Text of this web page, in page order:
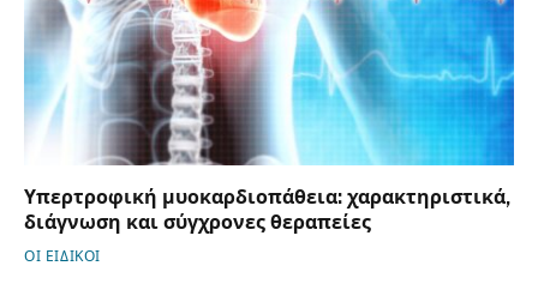
Υπερτροφική μυοκαρδιοπάθεια: χαρακτηριστικά,
διάγνωση και σύγχρονες θεραπείες
ΟΙ ΕΙΔΙΚΟΙ